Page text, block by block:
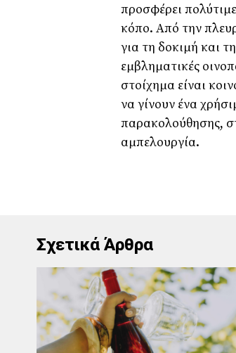
προσφέρει
κόπο. Από την
για τη δοκιμή και
εμβληματικές
στοίχημα είναι
να γίνουν ένα
παρακολούθησης,
αμπελουργία.
Σχετικά Άρθρα